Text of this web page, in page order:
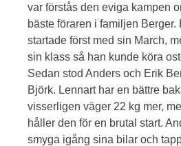
var förstås den eviga kampen
bäste föraren i familjen Berger.
startade först med sin March,
sin klass så han kunde köra
Sedan stod Anders och Erik
Björk. Lennart har en bättre
visserligen väger 22 kg mer,
håller den för en brutal start.
smyga igång sina bilar och